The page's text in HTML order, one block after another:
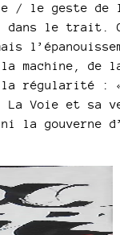
/ le geste
le trait.
machine, de
la régularité :
La Voie et sa
la gouverne